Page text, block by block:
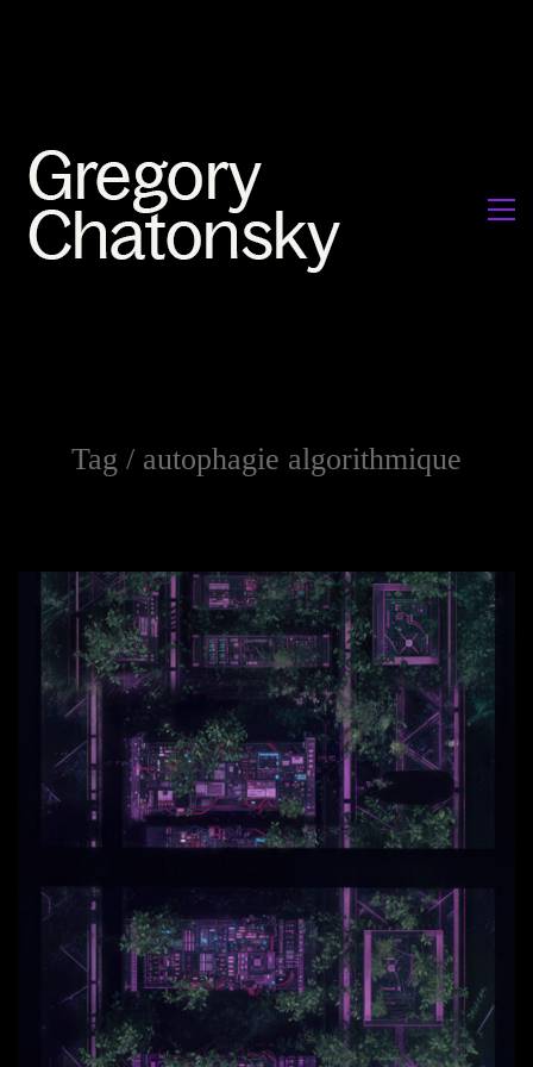
Tag / autophagie algorithmique